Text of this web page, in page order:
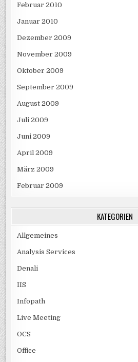
Februar 2010
Januar 2010
Dezember 2009
November 2009
Oktober 2009
September 2009
August 2009
Juli 2009
Juni 2009
April 2009
März 2009
Februar 2009
KATEGORIEN
Allgemeines
Analysis Services
Denali
IIS
Infopath
Live Meeting
OCS
Office